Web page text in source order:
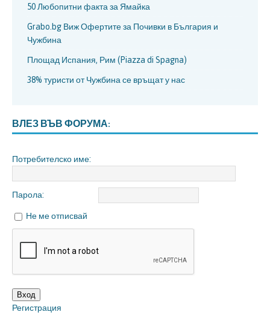
50 Любопитни факта за Ямайка
Grabo.bg Виж Офертите за Почивки в България и
Чужбина
Площад Испания, Рим (Piazza di Spagna)
38% туристи от Чужбина се връщат у нас
ВЛЕЗ ВЪВ ФОРУМА:
Потребителско име:
Парола:
Не ме отписвай
Вход
Регистрация